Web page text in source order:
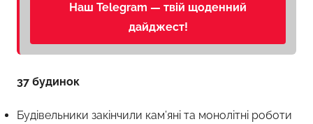
Наш Telegram — твій щоденний
дайджест!
37 будинок
Будівельники закінчили кам’яні та монолітні роботи